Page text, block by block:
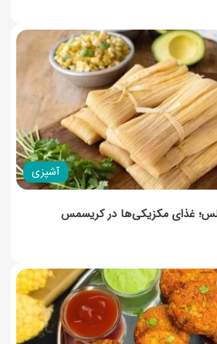
آشپزی
غذای مکزیکی‌ها در کریسمس